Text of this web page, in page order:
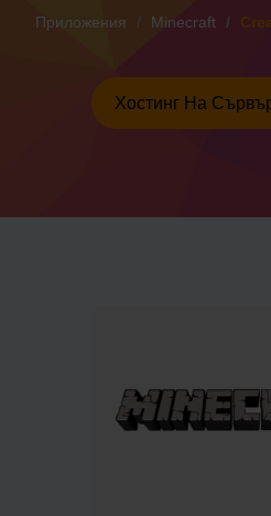
Приложения Minecraft
Хостинг На